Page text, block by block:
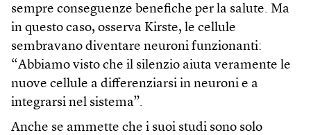
sempre conseguenze benefiche per la salute. Ma
in questo caso, osserva Kirste, le cellule
sembravano diventare neuroni funzionanti:
“Abbiamo visto che il silenzio aiuta veramente le
nuove cellule a differenziarsi in neuroni e a
integrarsi nel sistema”.
Anche se ammette che i suoi studi sono solo